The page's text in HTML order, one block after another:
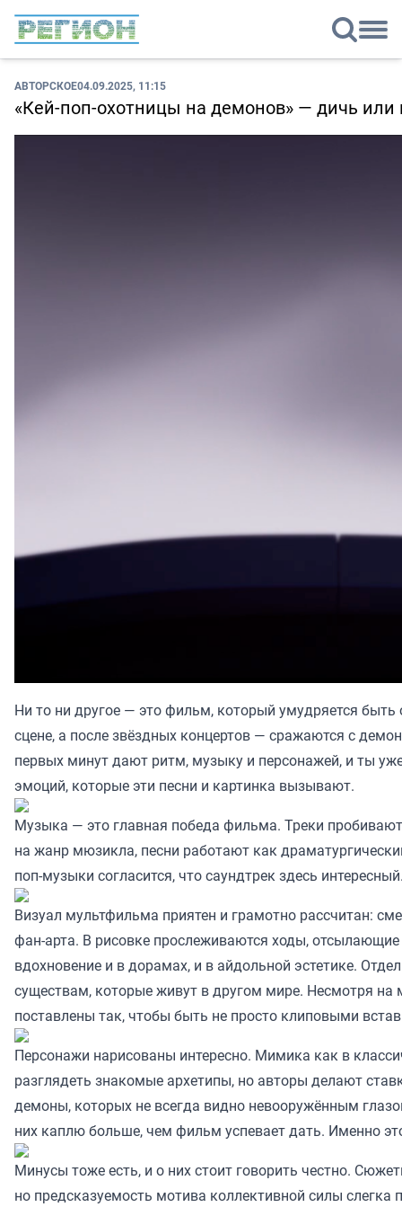
АВТОРСКОЕ04.09.2025, 11:15
«Кей-поп-охотницы на демонов» — дичь или
Ни то ни другое — это фильм, который умудряется
сцене, а после звёздных концертов — сражаются с
первых минут дают ритм, музыку и персонажей, и ты
эмоций, которые эти песни и картинка вызывают.
Музыка — это главная победа фильма. Треки
на жанр мюзикла, песни работают как
поп-музыки согласится, что саундтрек здесь
Визуал мультфильма приятен и грамотно рассчитан:
фан-арта. В рисовке прослеживаются ходы,
вдохновение и в дорамах, и в айдольной эстетике.
существам, которые живут в другом мире. Несмотря на
поставлены так, чтобы быть не просто клиповыми
Персонажи нарисованы интересно. Мимика как в
разглядеть знакомые архетипы, но авторы делают
демоны, которых не всегда видно невооружённым
них каплю больше, чем фильм успевает дать. Именно
Минусы тоже есть, и о них стоит говорить честно.
но предсказуемость мотива коллективной силы